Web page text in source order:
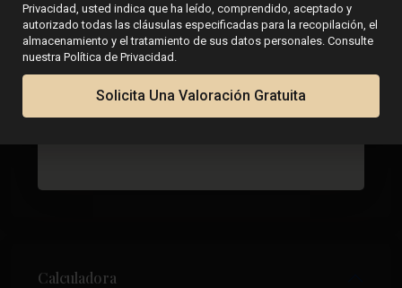
Calculadora
Privacidad, usted indica que ha leído, comprendido, aceptado y
autorizado todas las cláusulas especificadas para la recopilación, el
almacenamiento y el tratamiento de sus datos personales. Consulte
nuestra Política de Privacidad.
Solicita Una Valoración Gratuita